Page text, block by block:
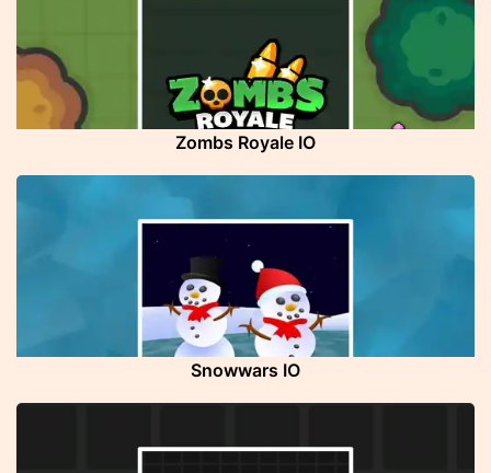
Zombs Royale IO
Snowwars IO